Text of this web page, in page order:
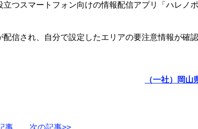
つスマートフォン向けの情報配信アプリ「ハレノ
信され、自分で設定したエリアの要注意情報が確
（一社）岡山